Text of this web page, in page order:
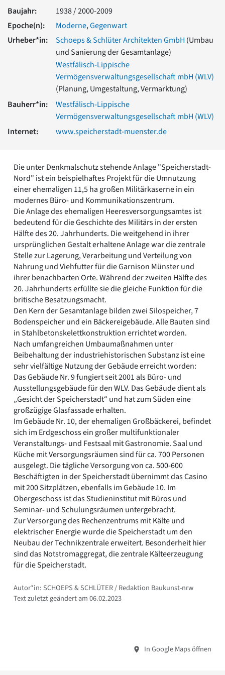
Romanik
Römische Antike
Über uns
Über baukunst-nrw
Fachbeirat
Freunde & Förderer
Impressum
Datenschutz
Suchbegriff eingeben
Baujahr:
1938 / 2000-2009
Epoche(n):
Moderne,Gegenwart
Urheber*in:
Schoeps & Schlüter Architekten GmbH (Umbau
und Sanierung der Gesamtanlage)
Westfälisch-Lippische
Vermögensverwaltungsgesellschaft mbH (WLV)
(Planung, Umgestaltung, Vermarktung)
Bauherr*in:
Westfälisch-Lippische
Vermögensverwaltungsgesellschaft mbH (WLV)
Internet:
www.speicherstadt-muenster.de
Die unter Denkmalschutz stehende Anlage "Speicherstadt-
Nord" ist ein beispielhaftes Projekt für die Umnutzung
einer ehemaligen 11,5 ha großen Militärkaserne in ein
modernes Büro- und Kommunikationszentrum.
Die Anlage des ehemaligen Heeresversorgungsamtes ist
bedeutend für die Geschichte des Militärs in der ersten
Hälfte des 20. Jahrhunderts. Die weitgehend in ihrer
ursprünglichen Gestalt erhaltene Anlage war die zentrale
Stelle zur Lagerung, Verarbeitung und Verteilung von
Nahrung und Viehfutter für die Garnison Münster und
ihrer benachbarten Orte. Während der zweiten Hälfte des
20. Jahrhunderts erfüllte sie die gleiche Funktion für die
britische Besatzungsmacht.
Den Kern der Gesamtanlage bilden zwei Silospeicher, 7
Bodenspeicher und ein Bäckereigebäude. Alle Bauten sind
in Stahlbetonskelettkonstruktion errichtet worden.
Nach umfangreichen Umbaumaßnahmen unter
Beibehaltung der industriehistorischen Substanz ist eine
sehr vielfältige Nutzung der Gebäude erreicht worden:
Das Gebäude Nr. 9 fungiert seit 2001 als Büro- und
Ausstellungsgebäude für den WLV. Das Gebäude dient als
„Gesicht der Speicherstadt“ und hat zum Süden eine
großzügige Glasfassade erhalten.
Im Gebäude Nr. 10, der ehemaligen Großbäckerei, befindet
sich im Erdgeschoss ein großer multifunktionaler
Veranstaltungs- und Festsaal mit Gastronomie. Saal und
Küche mit Versorgungsräumen sind für ca. 700 Personen
ausgelegt. Die tägliche Versorgung von ca. 500-600
Beschäftigten in der Speicherstadt übernimmt das Casino
mit 200 Sitzplätzen, ebenfalls im Gebäude 10. Im
Obergeschoss ist das Studieninstitut mit Büros und
Seminar- und Schulungsräumen untergebracht.
Zur Versorgung des Rechenzentrums mit Kälte und
elektrischer Energie wurde die Speicherstadt um den
Neubau der Technikzentrale erweitert. Besonderheit hier
sind das Notstromaggregat, die zentrale Kälteerzeugung
für die Speicherstadt.
Autor*in: SCHOEPS & SCHLÜTER / Redaktion Baukunst-nrw
Text zuletzt geändert am 06.02.2023
In Google Maps öffnen